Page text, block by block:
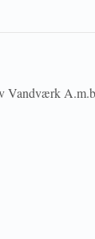
Vandværk